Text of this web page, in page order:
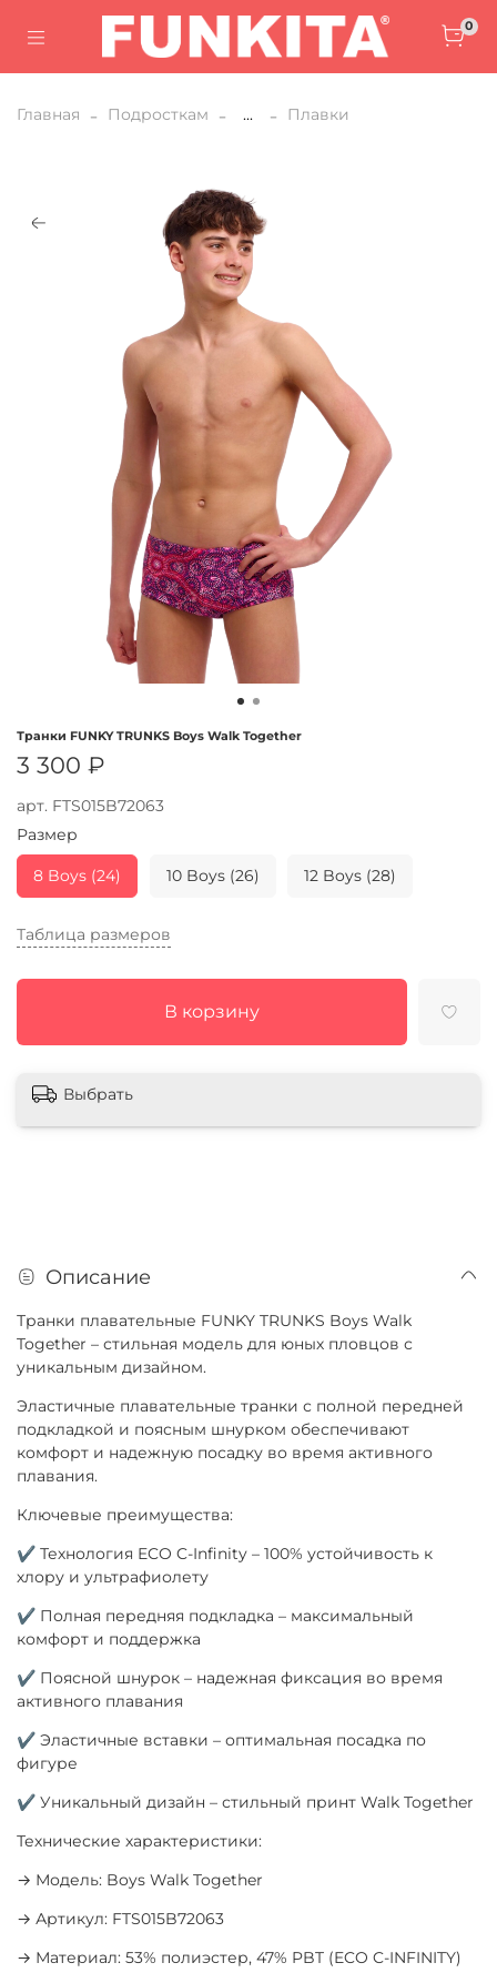
0
Главная Подросткам ... Плавки
арт. FTS015B72063
Транки FUNKY TRUNKS Boys Walk Together
3 300 ₽
Таблица размеров
В корзину
Размер
8 Boys (24) 10 Boys (26) 12 Boys (28)
Выбрать
Описание
Транки плавательные FUNKY TRUNKS Boys Walk
Together – стильная модель для юных пловцов с
уникальным дизайном.
Эластичные плавательные транки с полной передней
подкладкой и поясным шнурком обеспечивают
комфорт и надежную посадку во время активного
плавания.
Ключевые преимущества:
✔ Технология ECO C-Infinity – 100% устойчивость к
хлору и ультрафиолету
✔ Полная передняя подкладка – максимальный
комфорт и поддержка
✔ Поясной шнурок – надежная фиксация во время
активного плавания
✔ Эластичные вставки – оптимальная посадка по
фигуре
✔ Уникальный дизайн – стильный принт Walk Together
Технические характеристики:
→ Модель: Boys Walk Together
→ Артикул: FTS015B72063
→ Материал: 53% полиэстер, 47% PBT (ECO C-INFINITY)